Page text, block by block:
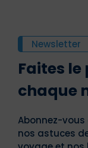
Newsletter
Faites le
chaque
Abonnez-
nos astuces